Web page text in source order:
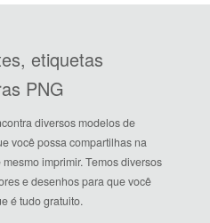
etiquetas
PNG
diversos modelos de
você possa compartilhas na
imprimir. Temos diversos
e desenhos para que você
é tudo gratuito.